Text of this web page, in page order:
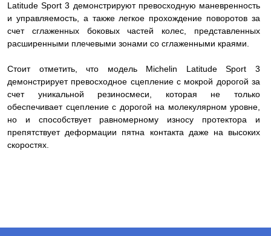
Latitude Sport 3 демонстрируют превосходную маневренность
и управляемость, а также легкое прохождение поворотов за
счет сглаженных боковых частей колес, представленных
расширенными плечевыми зонами со сглаженными краями.
Стоит отметить, что модель Michelin Latitude Sport 3
демонстрирует превосходное сцепление с мокрой дорогой за
счет уникальной резиносмеси, которая не только
обеспечивает сцепление с дорогой на молекулярном уровне,
но и способствует равномерному износу протектора и
препятствует деформации пятна контакта даже на высоких
скоростях.